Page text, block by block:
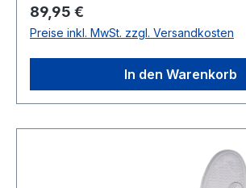
Regulärer Preis:
89,95 €
Preise inkl. MwSt. zzgl. Versandkosten
In den Warenkorb